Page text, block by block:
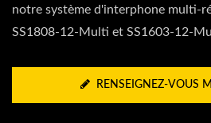
notre système d'interphone multi-
SS1808-12-Multi et SS1603-12-
RENSEIGNEZ-VOUS